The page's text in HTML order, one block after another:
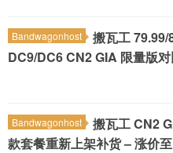
Bandwagonhost
搬瓦工
DC9/DC6 CN2 GIA 限量版
Bandwagonhost
搬瓦工 CN2
款套餐重新上架补货 – 涨价